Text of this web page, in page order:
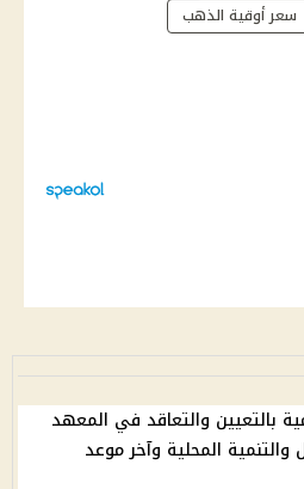
سعر أوقية الذهب
بالتعيين والتعاقد في المعهد
والتنمية المحلية وآخر موعد